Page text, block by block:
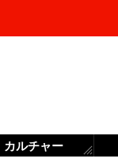
カルチャー